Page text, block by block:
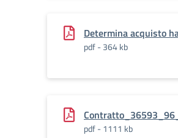
Determina acquisto
pdf - 364 kb
pdf - 1111 kb